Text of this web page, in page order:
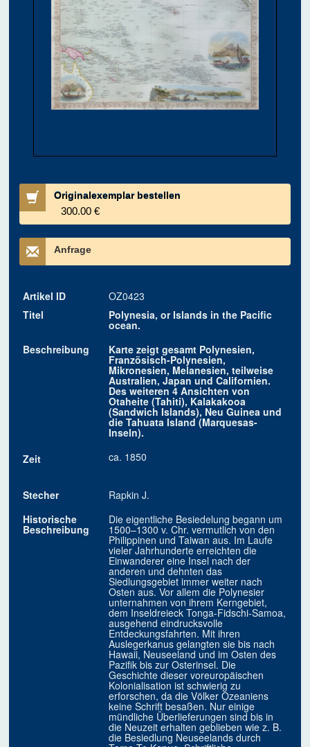
Originalexemplar bestellen
300.00 €
Anfrage
Artikel ID
OZ0423
Titel
Polynesia, or Islands in the Pacific
ocean.
Beschreibung
Karte zeigt gesamt Polynesien,
Französisch-Polynesien,
Mikronesien, Melanesien, teilweise
Australien, Japan und Californien.
Des weiteren 4 Ansichten von
Otaheite (Tahiti), Kalakakooa
(Sandwich Islands), Neu Guinea und
die Tahuata Island (Marquesas-
Inseln).
Zeit
ca. 1850
Stecher
Rapkin J.
Historische
Beschreibung
Die eigentliche Besiedelung begann um
1500–1300 v. Chr. vermutlich von den
Philippinen und Taiwan aus. Im Laufe
vieler Jahrhunderte erreichten die
Einwanderer eine Insel nach der
anderen und dehnten das
Siedlungsgebiet immer weiter nach
Osten aus. Vor allem die Polynesier
unternahmen von ihrem Kerngebiet,
dem Inseldreieck Tonga-Fidschi-Samoa,
ausgehend eindrucksvolle
Entdeckungsfahrten. Mit ihren
Auslegerkanus gelangten sie bis nach
Hawaii, Neuseeland und im Osten des
Pazifik bis zur Osterinsel. Die
Geschichte dieser voreuropäischen
Kolonialisation ist schwierig zu
erforschen, da die Völker Ozeaniens
keine Schrift besaßen. Nur einige
mündliche Überlieferungen sind bis in
die Neuzeit erhalten geblieben wie z. B.
die Besiedlung Neuseelands durch